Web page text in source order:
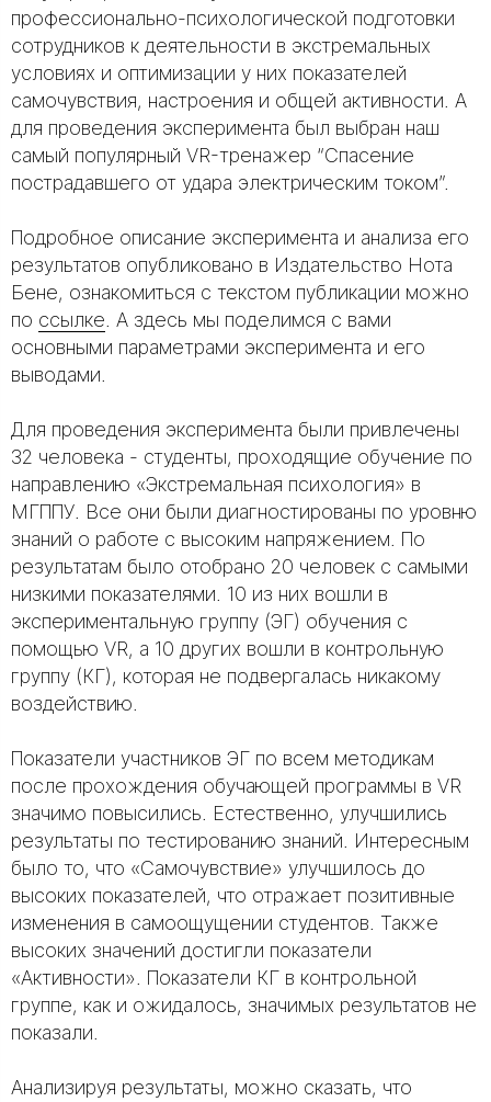
профессионально-психологической подготовки
сотрудников к деятельности в экстремальных
условиях и оптимизации у них показателей
самочувствия, настроения и общей активности. А
для проведения эксперимента был выбран наш
самый популярный VR-тренажер “Спасение
пострадавшего от удара электрическим током”.
Подробное описание эксперимента и анализа его
результатов опубликовано в Издательство Нота
Бене, ознакомиться с текстом публикации можно
по ссылке. А здесь мы поделимся с вами
основными параметрами эксперимента и его
выводами.
Для проведения эксперимента были привлечены
32 человека - студенты, проходящие обучение по
направлению «Экстремальная психология» в
МГППУ. Все они были диагностированы по уровню
знаний о работе с высоким напряжением. По
результатам было отобрано 20 человек с самыми
низкими показателями. 10 из них вошли в
экспериментальную группу (ЭГ) обучения с
помощью VR, а 10 других вошли в контрольную
группу (КГ), которая не подвергалась никакому
воздействию.
Показатели участников ЭГ по всем методикам
после прохождения обучающей программы в VR
значимо повысились. Естественно, улучшились
результаты по тестированию знаний. Интересным
было то, что «Самочувствие» улучшилось до
высоких показателей, что отражает позитивные
изменения в самоощущении студентов. Также
высоких значений достигли показатели
«Активности». Показатели КГ в контрольной
группе, как и ожидалось, значимых результатов не
показали.
Анализируя результаты, можно сказать, что